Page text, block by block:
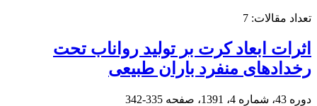
تعداد مقالات: 7
اثرات ابعاد کرت بر تولید رواناب تحت
رخدادهای منفرد باران طبیعی
دوره 43، شماره 4، 1391، صفحه 335-342